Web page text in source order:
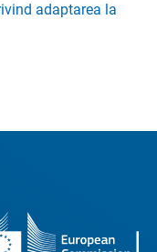
adaptarea la